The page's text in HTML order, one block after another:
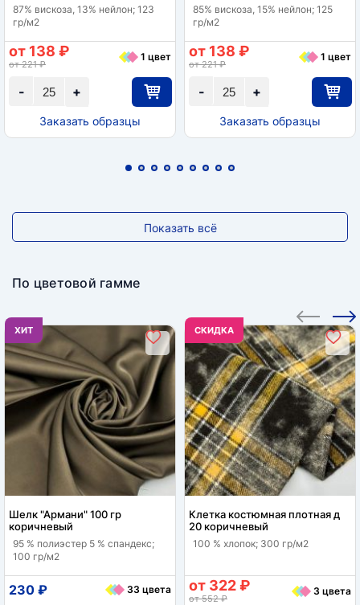
87% вискоза, 13% нейлон; 123
гр/м2
+
-
от 138 ₽
от 221 ₽
1 цвет
Заказать образцы
85% вискоза, 15% нейлон; 125
гр/м2
+
-
от 138 ₽
от 221 ₽
1 цвет
Заказать образцы
Показать всё
По цветовой гамме
ХИТ
Шелк "Армани" 100 гр
коричневый
95 % полиэстер 5 % спандекс;
100 гр/м2
230 ₽ 33 цвета
CКИДКА
Клетка костюмная плотная д
20 коричневый
100 % хлопок; 300 гр/м2
от 322 ₽
от 552 ₽
3 цвета